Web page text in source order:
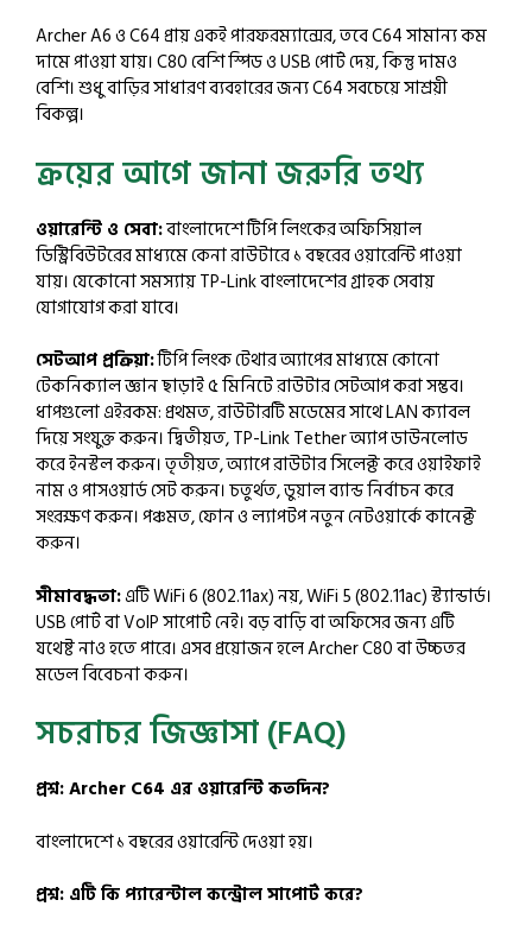
Archer A6 ও C64 প্রায় একই পারফরম্যান্সের, তবে C64 সামান্য কম
দামে পাওয়া যায়। C80 বেশি স্পিড ও USB পোর্ট দেয়, কিন্তু দামও
বেশি। শুধু বাড়ির সাধারণ ব্যবহারের জন্য C64 সবচেয়ে সাশ্রয়ী
বিকল্প।
ক্রয়ের আগে জানা জরুরি তথ্য
ওয়ারেন্টি ও সেবা:বাংলাদেশে টিপি লিংকের অফিসিয়াল
ডিস্ট্রিবিউটরের মাধ্যমে কেনা রাউটারে ১ বছরের ওয়ারেন্টি পাওয়া
যায়। যেকোনো সমস্যায় TP-Link বাংলাদেশের গ্রাহক সেবায়
যোগাযোগ করা যাবে।
সেটআপ প্রক্রিয়া:টিপি লিংক টেথার অ্যাপের মাধ্যমে কোনো
টেকনিক্যাল জ্ঞান ছাড়াই ৫ মিনিটে রাউটার সেটআপ করা সম্ভব।
ধাপগুলো এইরকম: প্রথমত, রাউটারটি মডেমের সাথে LAN ক্যাবল
দিয়ে সংযুক্ত করুন। দ্বিতীয়ত, TP-Link Tether অ্যাপ ডাউনলোড
করে ইনস্টল করুন। তৃতীয়ত, অ্যাপে রাউটার সিলেক্ট করে ওয়াইফাই
নাম ও পাসওয়ার্ড সেট করুন। চতুর্থত, ডুয়াল ব্যান্ড নির্বাচন করে
সংরক্ষণ করুন। পঞ্চমত, ফোন ও ল্যাপটপ নতুন নেটওয়ার্কে কানেক্ট
করুন।
সীমাবদ্ধতা:এটি WiFi 6 (802.11ax) নয়, WiFi 5 (802.11ac) স্ট্যান্ডার্ড।
USB পোর্ট বা VoIP সাপোর্ট নেই। বড় বাড়ি বা অফিসের জন্য এটি
যথেষ্ট নাও হতে পারে। এসব প্রয়োজন হলে Archer C80 বা উচ্চতর
মডেল বিবেচনা করুন।
সচরাচর জিজ্ঞাসা (FAQ)
প্রশ্ন: Archer C64 এর ওয়ারেন্টি কতদিন?
বাংলাদেশে ১ বছরের ওয়ারেন্টি দেওয়া হয়।
প্রশ্ন: এটি কি প্যারেন্টাল কন্ট্রোল সাপোর্ট করে?